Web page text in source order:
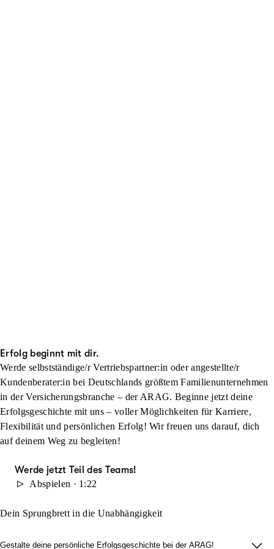
Erfolg beginnt mit dir.
Werde selbstständige/r Vertriebspartner:in oder angestellte/r
Kundenberater:in bei Deutschlands größtem Familienunternehmen
in der Versicherungsbranche – der ARAG. Beginne jetzt deine
Erfolgsgeschichte mit uns – voller Möglichkeiten für Karriere,
Flexibilität und persönlichen Erfolg! Wir freuen uns darauf, dich
auf deinem Weg zu begleiten!
Werde jetzt Teil des Teams!
Abspielen · 1:22
Dein Sprungbrett in die Unabhängigkeit
Gestalte deine persönliche Erfolgsgeschichte bei der ARAG!